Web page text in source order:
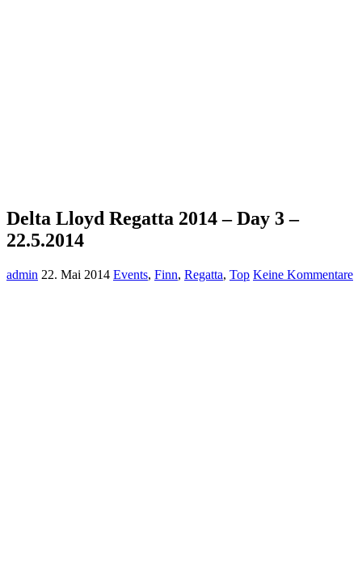
Delta Lloyd Regatta 2014 – Day 3 –
22.5.2014
admin 22. Mai 2014 Events, Finn, Regatta, Top Keine Kommentare